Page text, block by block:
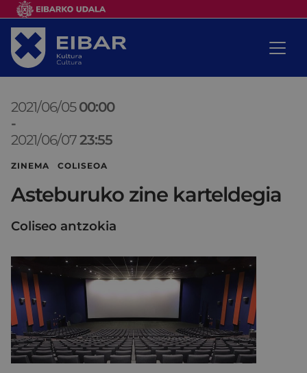
2021/06/0500:00
-
2021/06/0723:55
ZINEMA COLISEOA
Asteburuko zine karteldegia
Coliseo antzokia